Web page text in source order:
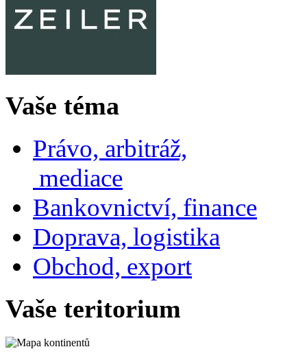
Vaše téma
Právo, arbitráž,
mediace
Bankovnictví, finance
Doprava, logistika
Obchod, export
Vaše teritorium